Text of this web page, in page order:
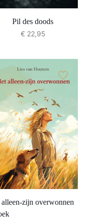
Pil des doods
€22,95
zijn overwonnen